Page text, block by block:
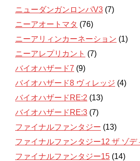
ニューダンガンロンパV3 (7)
ニーアオートマタ (76)
ニーアリィンカーネーション (1)
ニーアレプリカント (7)
バイオハザード7 (9)
バイオハザード8 ヴィレッジ (4)
バイオハザードRE:2 (13)
バイオハザードRE:3 (7)
ファイナルファンタジー (13)
ファイナルファンタジー12 ザ ゾデ
ファイナルファンタジー15 (14)